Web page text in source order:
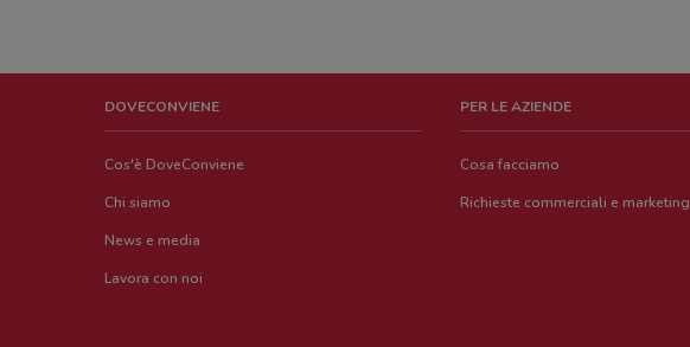
DOVECONVIENE
Cos'è DoveConviene
Chi siamo
News e media
Lavora con noi
PER LE AZIENDE
Cosa facciamo
Richieste commerciali e marketing